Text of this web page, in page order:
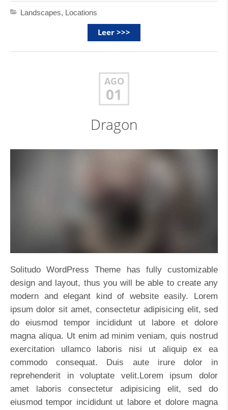
Landscapes, Locations
Leer >>>
AGO
01
Dragon
Solitudo WordPress Theme has fully customizable
design and layout, thus you will be able to create any
modern and elegant kind of website easily. Lorem
ipsum dolor sit amet, consectetur adipisicing elit, sed
do eiusmod tempor incididunt ut labore et dolore
magna aliqua. Ut enim ad minim veniam, quis nostrud
exercitation ullamco laboris nisi ut aliquip ex ea
commodo consequat. Duis aute irure dolor in
reprehenderit in voluptate velit.Lorem ipsum dolor
amet laboris consectetur adipisicing elit, sed do
eiusmod tempor incididunt ut labore et dolore magna